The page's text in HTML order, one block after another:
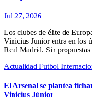
Jul 27, 2026
Los clubes de élite de
Vinicius Junior entra en los
Real Madrid. Sin
Actualidad Futbol
El Arsenal se plantea
Vinicius Júnior